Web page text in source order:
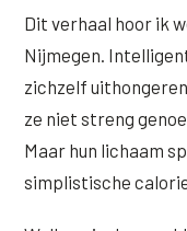
Handen
Rimpels
Overmatig zweten
HUID &
Epionce
Plexr Soft Surgery
PRP-behandeling
Dit verhaal hoor ik
Nijmegen.
zichzelf
ze niet streng
Maar hun lichaam
simplistische